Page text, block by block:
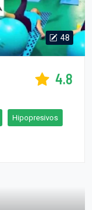
48
4.8
Hipopresivos